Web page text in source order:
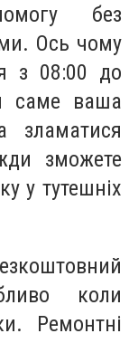
без
Ось чому
з 08:00 до
саме ваша
зламатися
зможете
у тутешніх
коли
Ремонтні